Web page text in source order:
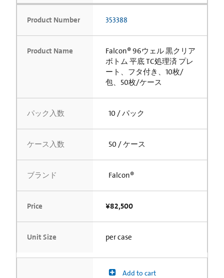
Product Number 353388
Product Name
Falcon® 96ウェル 黒クリア
ボトム 平底 TC処理済 プレ
ート、フタ付き、10枚/
包、50枚/ケース
パック入数 10 / パック
ケース入数 50 / ケース
ブランド Falcon®
Price ¥82,500
Unit Size per case
Add to cart